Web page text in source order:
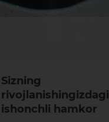
Sizning
rivojlanishingizdagi
ishonchli hamkor